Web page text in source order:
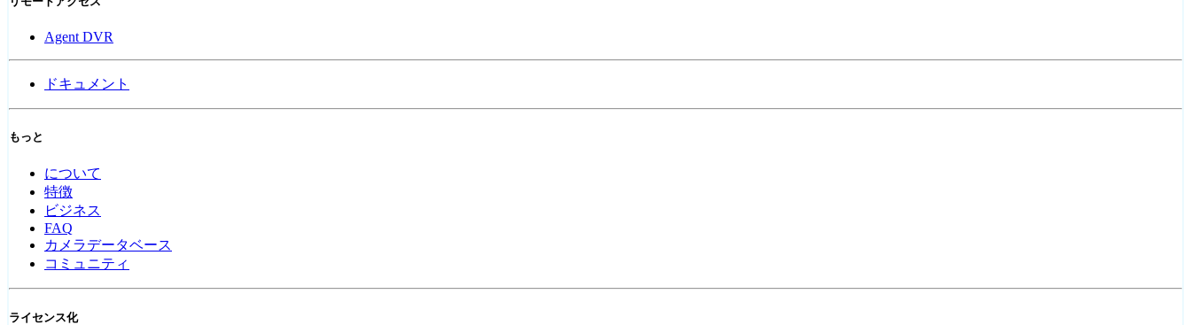
Agent DVR
ドキュメント
もっと
について
特徴
ビジネス
FAQ
カメラデータベース
コミュニティ
ライセンス化